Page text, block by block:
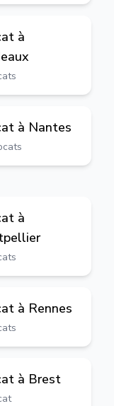
à
à Nantes
à
à Rennes
à Brest